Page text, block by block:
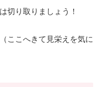
切り取りましょう！
ここへきて見栄えを気に